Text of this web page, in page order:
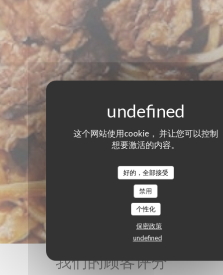
这个网站使用cookie， 并让您可以控制
想要激活的内容。
好的，全部接受
禁用
个性化
保密政策
undefined
我们的顾客评分